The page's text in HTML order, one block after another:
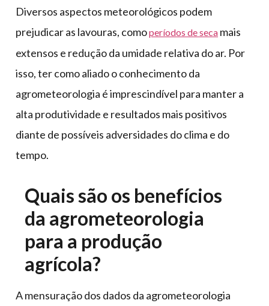
Diversos aspectos meteorológicos podem
prejudicar as lavouras, comoperíodos de seca mais
extensos e redução da umidade relativa do ar. Por
isso, ter como aliado o conhecimento da
agrometeorologia é imprescindível para manter a
alta produtividade e resultados mais positivos
diante de possíveis adversidades do clima e do
tempo.
Quais são os benefícios
da agrometeorologia
para a produção
agrícola?
A mensuração dos dados da agrometeorologia